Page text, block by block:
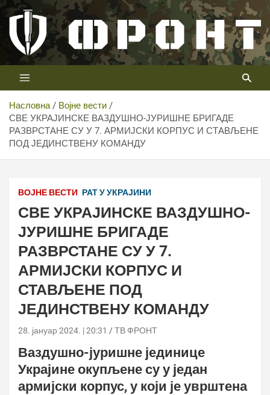
Скип
цонтент
Телевизија ФРОНТ
Први војни канал у Србији
Насловна
Војне вести
СВЕ УКРАЈИНСКЕ ВАЗДУШНО-ЈУРИШНЕ БРИГАДЕ
РАЗВРСТАНЕ СУ У 7. АРМИЈСКИ КОРПУС И СТАВЉЕНЕ
ПОД ЈЕДИНСТВЕНУ КОМАНДУ
ВОЈНЕ ВЕСТИ РАТ У УКРАЈИНИ
СВЕ УКРАЈИНСКЕ ВАЗДУШНО-
ЈУРИШНЕ БРИГАДЕ
РАЗВРСТАНЕ СУ У 7.
АРМИЈСКИ КОРПУС И
СТАВЉЕНЕ ПОД
ЈЕДИНСТВЕНУ КОМАНДУ
28. јануар 2024. | 20:31 ТВ ФРОНТ
Ваздушно-јуришне јединице
Украјине окупљене су у један
армијски корпус, у који је уврштена